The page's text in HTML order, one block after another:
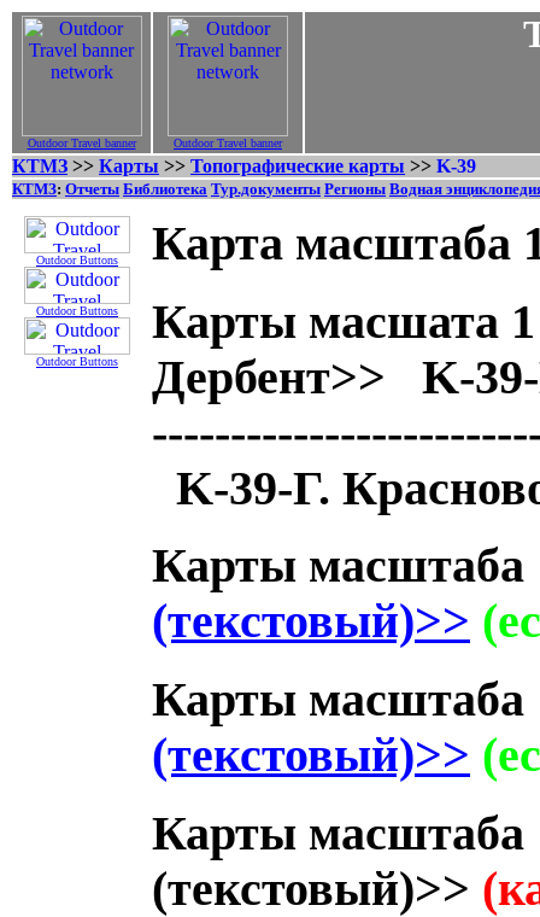
Outdoor Travel banner Outdoor Travel banner
КТМЗ >> Карты >> Топографические карты >> K-39
КТМЗ: Отчеты Библиотека Тур.документы Регионы Водная
Outdoor Buttons
Outdoor Buttons
Outdoor Buttons
Карта масштаба
Карты масшата
Дербент>> K-
K-39-Г.
Карты
(текстовый)>>
Карты
(текстовый)>>
Карты
(текстовый)>>